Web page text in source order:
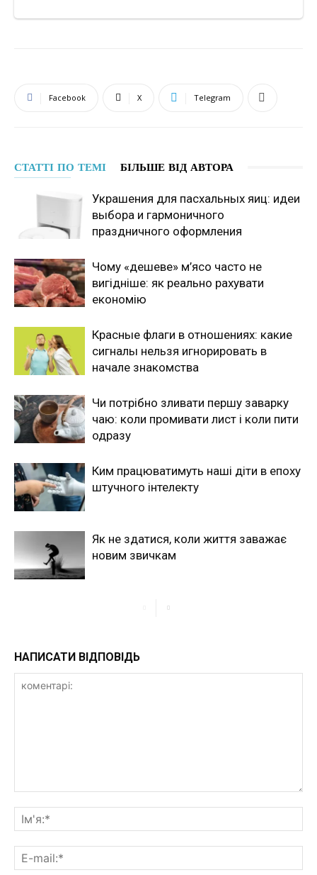
Facebook X Telegram
СТАТТІ ПО ТЕМІ БІЛЬШЕ ВІД АВТОРА
Украшения для пасхальных яиц: идеи
выбора и гармоничного
праздничного оформления
Чому «дешеве» м’ясо часто не
вигідніше: як реально рахувати
економію
Красные флаги в отношениях: какие
сигналы нельзя игнорировать в
начале знакомства
Чи потрібно зливати першу заварку
чаю: коли промивати лист і коли пити
одразу
Ким працюватимуть наші діти в епоху
штучного інтелекту
Як не здатися, коли життя заважає
новим звичкам
НАПИСАТИ ВІДПОВІДЬ